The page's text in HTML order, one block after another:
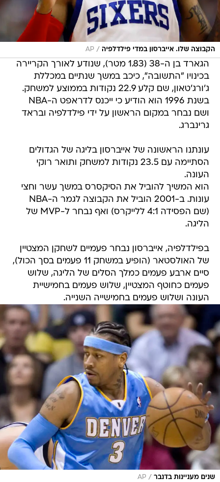
הקבוצה שלו. אייברסון במדי פילדלפיה /
AP
הגארד בן ה-38 (1.83 מטר), שנודע לאורך הקריירה
בכינויו "התשובה", כיכב במשך שנתיים במכללת
ג'ורג'טאון, שם קלע 22.9 נקודות בממוצע למשחק.
בשנת 1996 הוא הודיע כי ייכנס לדראפט ה-NBA
ושם נבחר במקום הראשון על ידי פילדלפיה ובראד
גרינברג.
עונתנו הראשונה של אייברסון בליגה של הגדולים
הסתיימה עם 23.5 נקודות למשחק ותואר רוקי
העונה.
הוא המשיך להוביל את הסיקסרס במשך עשר וחצי
עונות. ב-2001 הוביל את הקבוצה לגמר ה-NBA
(שם הפסידה 4:1 ללייקרס) ואף נבחר ל-MVP של
הליגה.
בפילדלפיה, אייברסון נבחר פעמיים לשחקן המצטיין
של האולסטאר (הופיע במשחק 11 פעמים בסך הכול),
סיים ארבע פעמים כמלך הסלים של הליגה, שלוש
פעמים כחוטף המצטיין, שלוש פעמים בחמישיית
העונה ושלוש פעמים בחמישייה השנייה.
שנים מעניינות בדנבר /
AP